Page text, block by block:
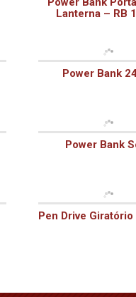
Lanterna – RB
Power Bank
Power Bank
Pen Drive